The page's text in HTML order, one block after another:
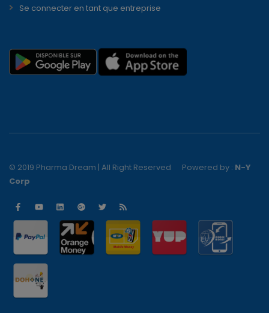
Se connecter en tant que entreprise
© 2019 Pharma Dream | All Right Reserved Powered by : N-Y
Corp